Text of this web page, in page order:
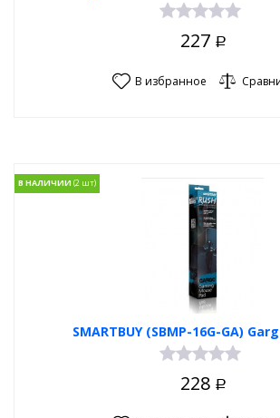
227 Р
В избранное
SMARTBUY (SBMP-16G-GA)
В НАЛИЧИИ
228 Р